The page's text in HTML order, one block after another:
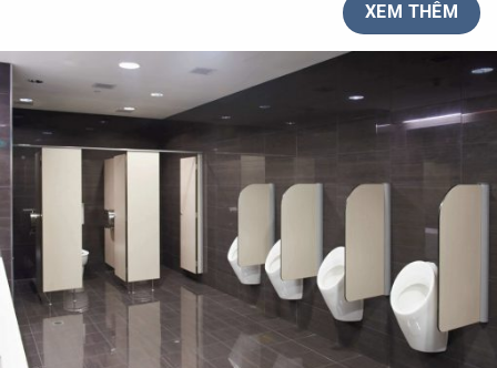
XEM THÊM